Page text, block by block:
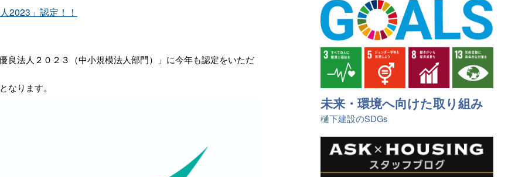
2023」認定！！
良法人２０２３（中小規模法人部門）」に今年も認定をいただ
なります。
未来・環境へ向けた取り組み
樋󠄀下建設のSDGs